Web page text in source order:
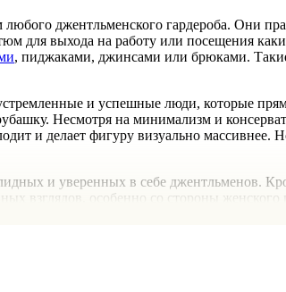
джентльменского гардероба. Они
для выхода на работу или посещения
, пиджаками, джинсами или брюками.
и успешные люди, которые
Несмотря на минимализм и
и делает фигуру визуально массивнее.
и уверенных в себе джентльменов.
взглядов, особенно со стороны женского